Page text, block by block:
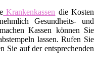
Krankenkassen die Kosten
Gesundheits- und
Kassen können Sie
lassen. Rufen Sie
Sie auf der entsprechenden